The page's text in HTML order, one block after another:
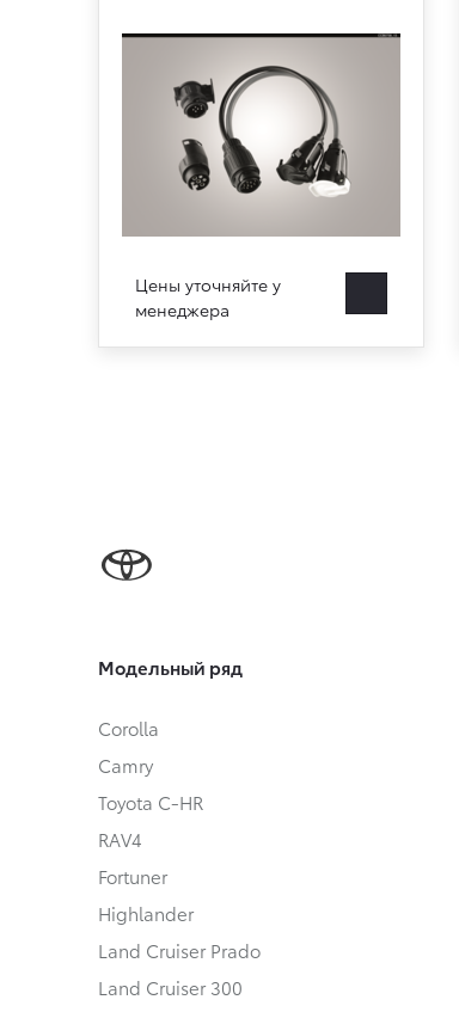
Цены уточняйте у
менеджера
Модельный ряд
Corolla
Camry
Toyota C-HR
RAV4
Fortuner
Highlander
Land Cruiser Prado
Land Cruiser 300